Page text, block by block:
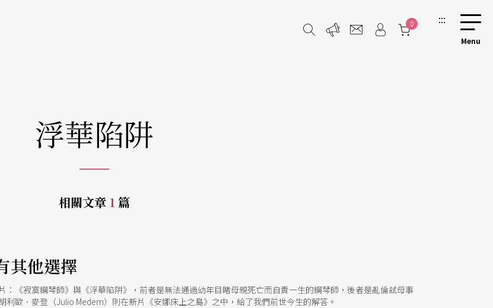
0 :::
浮華陷阱
相關文章 1 篇
其他選擇
：《寂寞鋼琴師》與《浮華陷阱》，前者是無法通過幼年目睹母親死亡而自責一生的鋼琴師，後者是亂倫弒母事
利歐．麥登（Julio Medem）則在新片《安娜床上之島》之中，給了我們前世今生的解答。